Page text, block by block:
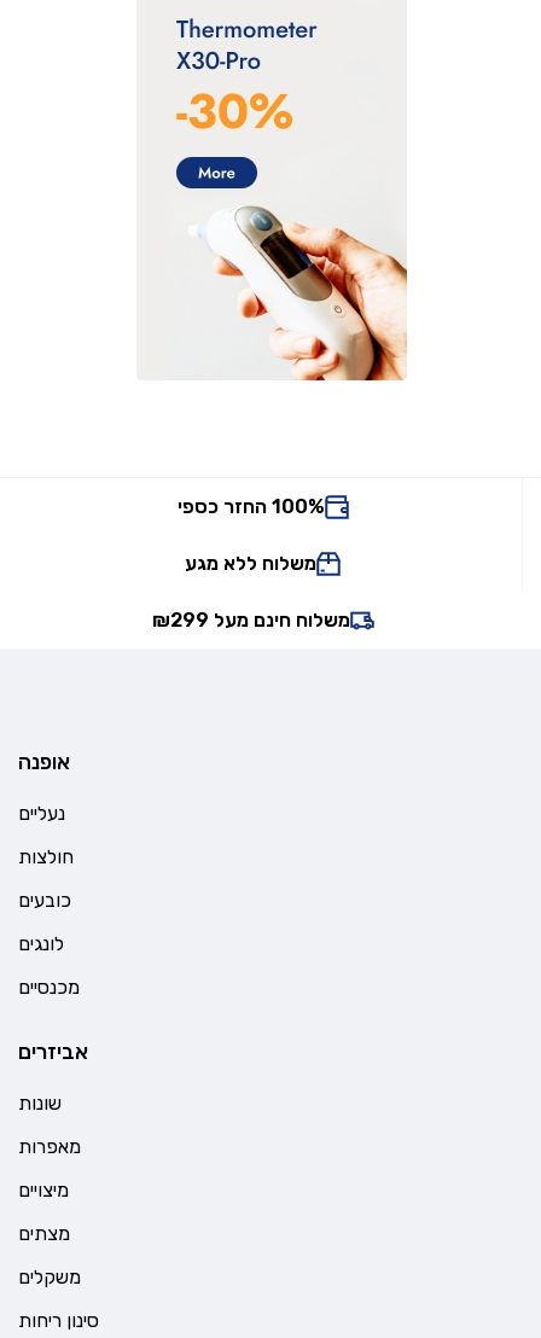
100% החזר כספי
משלוח ללא מגע
משלוח חינם מעל ₪299
אופנה
נעליים
חולצות
כובעים
לונגים
מכנסיים
אביזרים
שונות
מאפרות
מיצויים
מצתים
משקלים
סינון ריחות